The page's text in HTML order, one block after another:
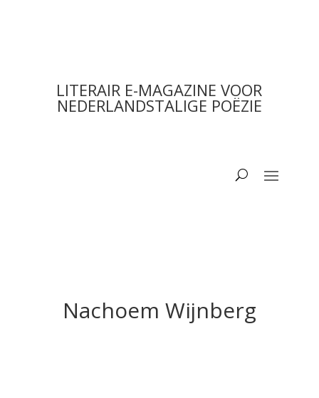
LITERAIR E-MAGAZINE VOOR
NEDERLANDSTALIGE POËZIE
Nachoem Wijnberg